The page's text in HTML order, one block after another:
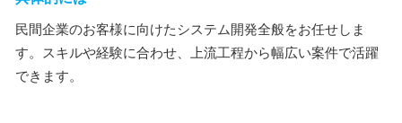
民間企業のお客様に向けたシステム開発全般をお任せしま
す。スキルや経験に合わせ、上流工程から幅広い案件で活躍
できます。